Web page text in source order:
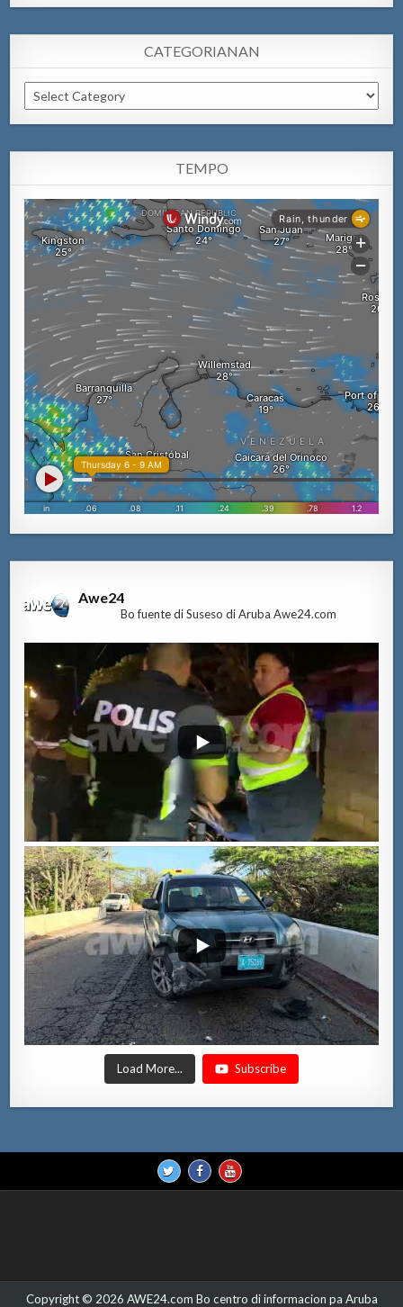
CATEGORIANAN
Categorianan
TEMPO
Awe24
Bo fuente di Suseso di Aruba Awe24.com
Load More... Subscribe
Copyright © 2026 AWE24.com Bo centro di informacion pa Aruba